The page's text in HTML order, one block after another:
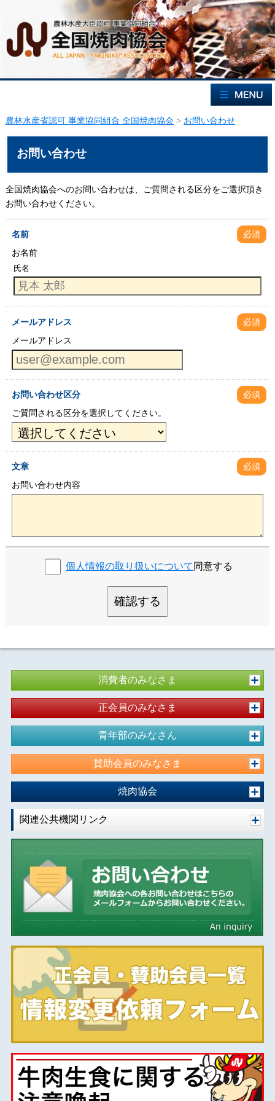
農林水産省認可 事業協同組合 全国焼肉協会 > お問い合わせ
お問い合わせ
全国焼肉協会へのお問い合わせは、ご質問される区分をご選択頂き
お問い合わせください。
名前
必須
お名前
氏名
メールアドレス
必須
メールアドレス
お問い合わせ区分
必須
ご質問される区分を選択してください。
文章
必須
お問い合わせ内容
個人情報の取り扱いについて 同意する
確認する
消費者のみなさま
正会員のみなさま
青年部のみなさん
賛助会員のみなさま
焼肉協会
関連公共機関リンク